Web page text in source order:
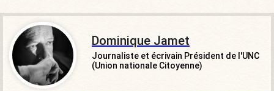
Dominique Jamet
Journaliste et écrivain Président de l'UNC
(Union nationale Citoyenne)